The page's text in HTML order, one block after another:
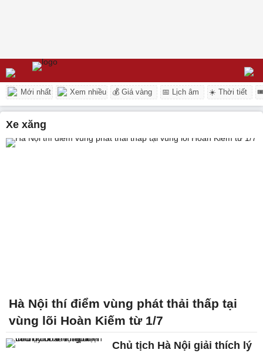
Mới nhất Xem nhiều 💰 Giá vàng 📅 Lịch âm ☀️ Thời tiết
xe xăng
Hà Nội thí điểm vùng phát thải thấp tại
vùng lõi Hoàn Kiếm từ 1/7
Chủ tịch Hà Nội giải thích lý